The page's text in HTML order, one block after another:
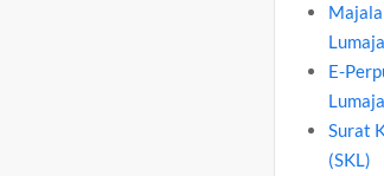
E-
Surat
(SKL)